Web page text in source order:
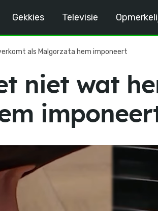
Gekkies Televisie
als Malgorzata hem imponeert
niet wat